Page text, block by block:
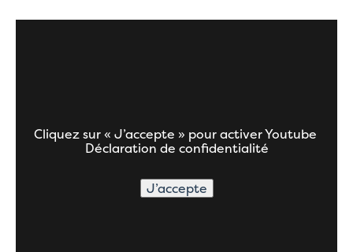
Cliquez sur « J’accepte » pour activer Youtube
Déclaration de confidentialité
J’accepte